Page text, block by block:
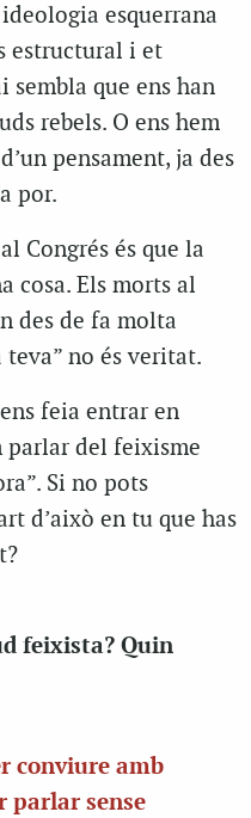
esquerrana
estructural i et
sembla que ens han
rebels. O ens hem
pensament, ja des
por.
Congrés és que la
cosa. Els morts al
des de fa molta
teva” no és veritat.
feia entrar en
del feixisme
Si no pots
d’això en tu que has
feixista? Quin
conviure amb
parlar sense